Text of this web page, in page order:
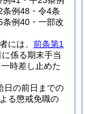
例48・令4条
例40・一部改
には、 前条第1
係る期末手当
時差し止めた
日の前日までの
る懲戒免職の